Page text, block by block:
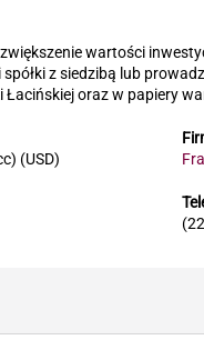
wartości
z siedzibą lub
Łacińskiej oraz w papiery
(USD)